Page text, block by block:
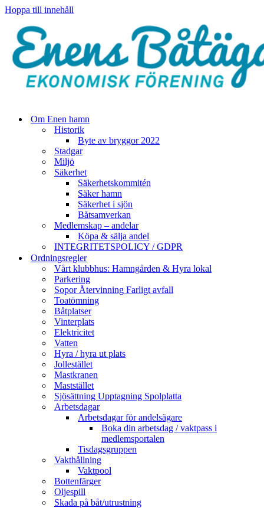
Hoppa till innehåll
Om Enen hamn
Historik
Byte av bryggor 2022
Stadgar
Miljö
Säkerhet
Säkerhetskommitén
Säker hamn
Säkerhet i sjön
Båtsamverkan
Medlemskap – andelar
Köpa & sälja andel
INTEGRITETSPOLICY / GDPR
Ordningsregler
Vårt klubbhus: Hamngården & Hyra lokal
Parkering
Sopor Återvinning Farligt avfall
Toatömning
Båtplatser
Vinterplats
Elektricitet
Vatten
Hyra / hyra ut plats
Jollestället
Mastkranen
Maststället
Sjösättning Upptagning Spolplatta
Arbetsdagar
Arbetsdagar för andelsägare
Boka din arbetsdag / vaktpass i
medlemsportalen
Tisdagsgruppen
Vakthållning
Vaktpool
Bottenfärger
Oljespill
Skada på båt/utrustning